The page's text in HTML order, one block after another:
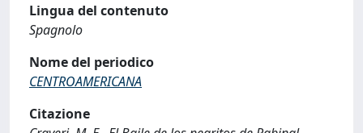
Lingua del contenuto
Spagnolo
Nome del periodico
CENTROAMERICANA
Citazione